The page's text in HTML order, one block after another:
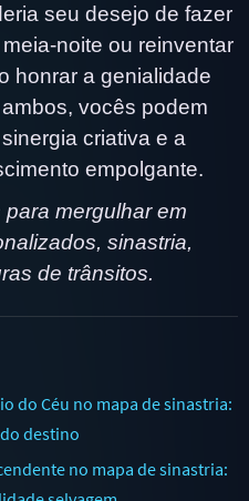
seu desejo de fazer
noite ou reinventar
honrar a genialidade
vocês podem
criativa e a
empolgante.
mergulhar em
sinastria,
de trânsitos.
do Céu no mapa de sinastria:
destino
no mapa de sinastria: